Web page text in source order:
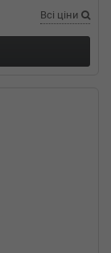
Всі ціни